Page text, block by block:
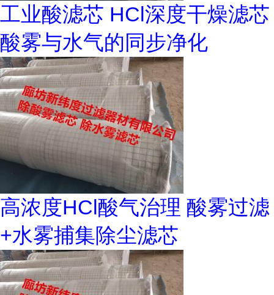
工业酸滤芯 HCl深度干燥滤芯
酸雾与水气的同步净化
高浓度HCl酸气治理 酸雾过滤
+水雾捕集除尘滤芯